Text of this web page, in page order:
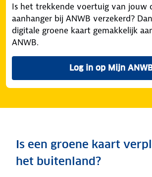
Is het trekkende voertuig van jouw
aanhanger bij ANWB verzekerd?
digitale groene kaart gemakkelijk
ANWB.
Log in op Mijn
Is een groene kaart
het buitenland?